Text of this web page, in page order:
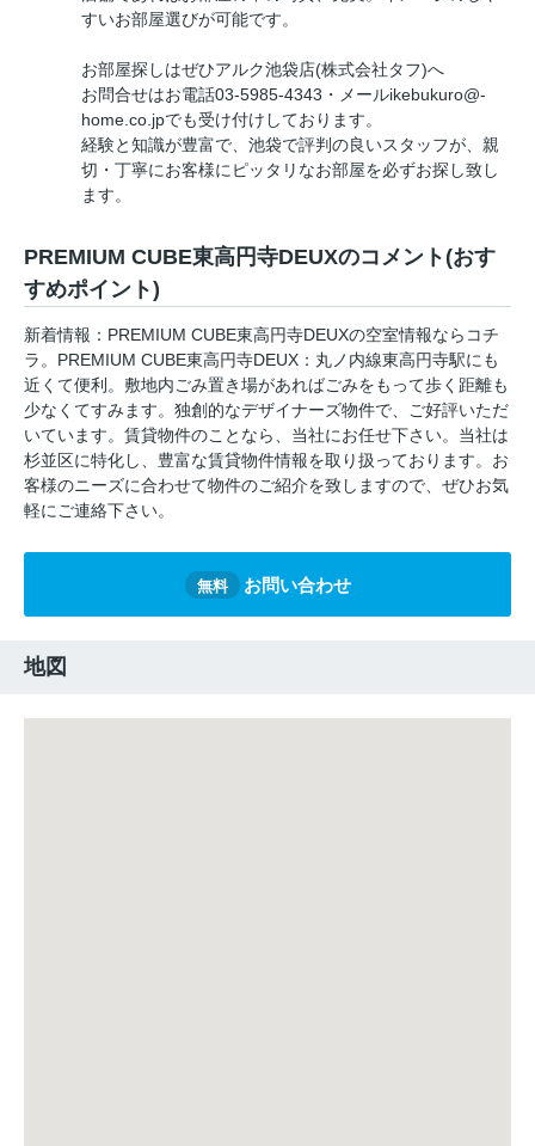
すいお部屋選びが可能です。
お部屋探しはぜひアルク池袋店(株式会社タフ)へ
お問合せはお電話03-5985-4343・メールikebukuro@-
home.co.jpでも受け付けしております。
経験と知識が豊富で、池袋で評判の良いスタッフが、親
切・丁寧にお客様にピッタリなお部屋を必ずお探し致し
ます。
PREMIUM CUBE東高円寺DEUXのコメント(おす
すめポイント)
新着情報：PREMIUM CUBE東高円寺DEUXの空室情報ならコチ
ラ。PREMIUM CUBE東高円寺DEUX：丸ノ内線東高円寺駅にも
近くて便利。敷地内ごみ置き場があればごみをもって歩く距離も
少なくてすみます。独創的なデザイナーズ物件で、ご好評いただ
いています。賃貸物件のことなら、当社にお任せ下さい。当社は
杉並区に特化し、豊富な賃貸物件情報を取り扱っております。お
客様のニーズに合わせて物件のご紹介を致しますので、ぜひお気
軽にご連絡下さい。
無料 お問い合わせ
地図